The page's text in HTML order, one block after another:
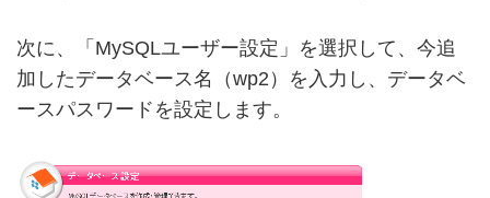
次に、「MySQLユーザー設定」を選択して、今追
加したデータベース名（wp2）を入力し、データベ
ースパスワードを設定します。